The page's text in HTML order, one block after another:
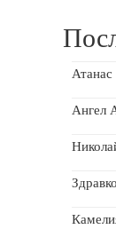
Ангел